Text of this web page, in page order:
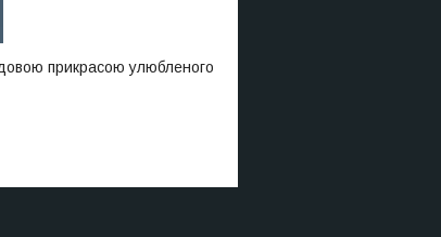
прикрасою улюбленого